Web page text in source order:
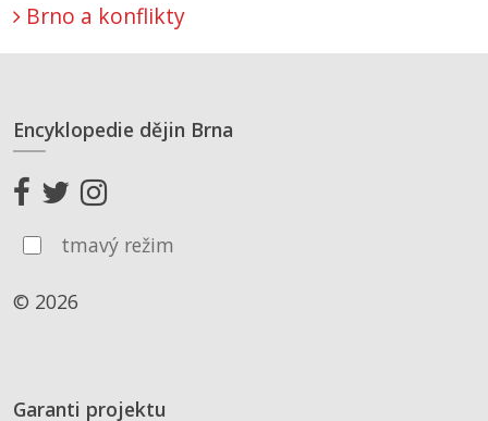
Brno a konflikty
Encyklopedie dějin Brna
tmavý režim
© 2026
Garanti projektu